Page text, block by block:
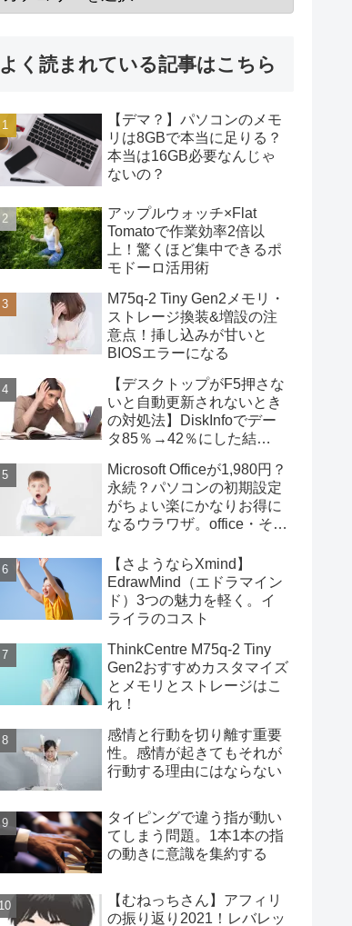
よく読まれている記事はこちら
【デマ？】パソコンのメモ
リは8GBで本当に足りる？
本当は16GB必要なんじゃ
ないの？
アップルウォッチ×Flat
Tomatoで作業効率2倍以
上！驚くほど集中できるポ
モドーロ活用術
M75q-2 Tiny Gen2メモリ・
ストレージ換装&増設の注
意点！挿し込みが甘いと
BIOSエラーになる
【デスクトップがF5押さな
いと自動更新されないとき
の対処法】DiskInfoでデー
タ85％→42％にした結
Microsoft Officeが1,980円？
永続？パソコンの初期設定
がちょい楽にかなりお得に
なるウラワザ。office・その
【さようならXmind】
EdrawMind（エドラマイン
ド）3つの魅力を軽く。イ
ライラのコスト
ThinkCentre M75q-2 Tiny
Gen2おすすめカスタマイズ
とメモリとストレージはこ
れ！
感情と行動を切り離す重要
性。感情が起きてもそれが
行動する理由にはならない
タイピングで違う指が動い
てしまう問題。1本1本の指
の動きに意識を集約する
【むねっちさん】アフィリ
の振り返り2021！レバレッ